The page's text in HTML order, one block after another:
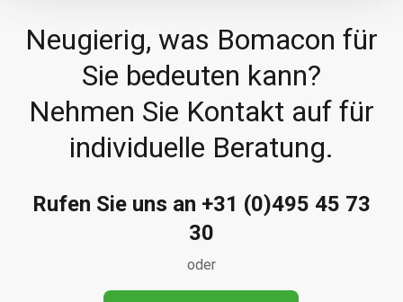
Neugierig, was Bomacon für
Sie bedeuten kann?
Nehmen Sie Kontakt auf für
individuelle Beratung.
Rufen Sie uns an +31 (0)495 45 73
30
oder